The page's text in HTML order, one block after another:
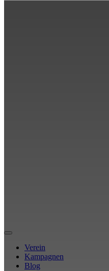
Verein
Kampagnen
Blog